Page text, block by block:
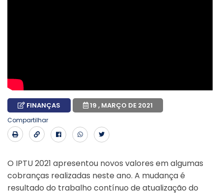
FINANÇAS 19 , MARÇO DE 2021
Compartilhar
O IPTU 2021 apresentou novos valores em algumas
cobranças realizadas neste ano. A mudança é
resultado do trabalho contínuo de atualização do